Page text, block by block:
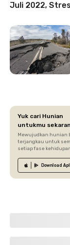
Yuk cari Hunian
untukmu
Mewujudkan hunian
terjangkau untuk
setiap fase
Download